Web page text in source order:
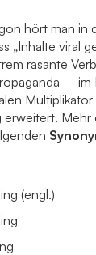
hört man in
„Inhalte viral
rasante
– im
(engl.)